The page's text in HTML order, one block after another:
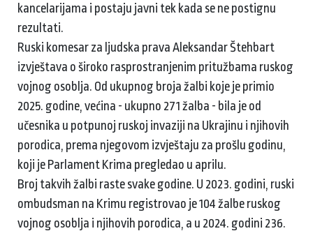
kancelarijama i postaju javni tek kada se ne postignu
rezultati.
Ruski komesar za ljudska prava Aleksandar Štehbart
izvještava o široko rasprostranjenim pritužbama ruskog
vojnog osoblja. Od ukupnog broja žalbi koje je primio
2025. godine, većina - ukupno 271 žalba - bila je od
učesnika u potpunoj ruskoj invaziji na Ukrajinu i njihovih
porodica, prema njegovom izvještaju za prošlu godinu,
koji je Parlament Krima pregledao u aprilu.
Broj takvih žalbi raste svake godine. U 2023. godini, ruski
ombudsman na Krimu registrovao je 104 žalbe ruskog
vojnog osoblja i njihovih porodica, a u 2024. godini 236.